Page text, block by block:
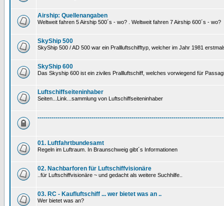
Airship: Quellenangaben
Weltweit fahren 5 Airship 500´s - wo? . Weltweit fahren 7 Airship 600´s - wo?
SkyShip 500
SkyShip 500 / AD 500 war ein Prallluftschifftyp, welcher im Jahr 1981
SkyShip 600
Das Skyship 600 ist ein ziviles Prallluftschiff, welches vorwiegend für
Luftschiffseiteninhaber
Seiten...Link...sammlung von Luftschiffseiteninhaber
01. Luftfahrtbundesamt
Regeln im Luftraum. In Braunschweig gibt´s Informationen
02. Nachbarforen für Luftschiffvisionäre
..für Luftschiffvisionäre ~ und gedacht als weitere Suchhilfe..
03. RC - Kaufluftschiff ... wer bietet was an ..
Wer bietet was an?